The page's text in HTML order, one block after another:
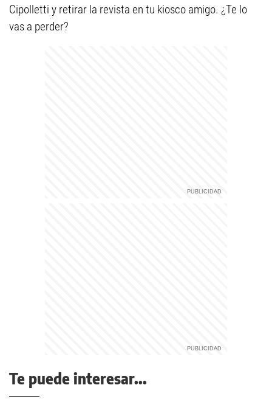
Cipolletti y retirar la revista en tu kiosco amigo. ¿Te lo
vas a perder?
Te puede interesar...